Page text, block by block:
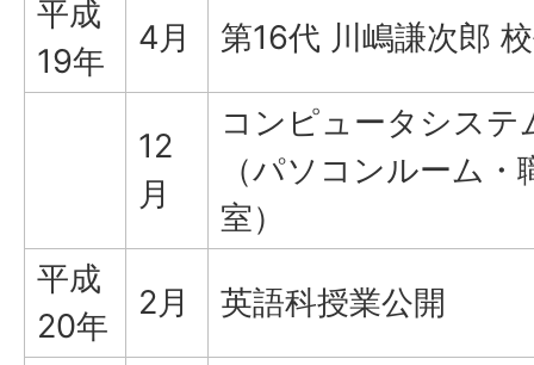
平成
19年
4月 第16代 川嶋謙次郎
12
月
コンピュータシステ
（パソコンルーム・
室）
平成
20年
2月 英語科授業公開